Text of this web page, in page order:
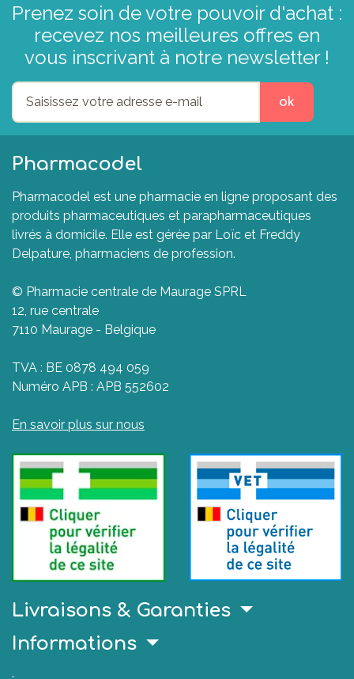
Prenez soin de votre pouvoir d'achat :
recevez nos meilleures offres en
vous inscrivant à notre newsletter !
ok
Pharmacodel
Pharmacodel est une pharmacie en ligne proposant des
produits pharmaceutiques et parapharmaceutiques
livrés à domicile. Elle est gérée par Loïc et Freddy
Delpature, pharmaciens de profession.
© Pharmacie centrale de Maurage SPRL
12, rue centrale
7110 Maurage - Belgique
TVA : BE 0878 494 059
Numéro APB : APB 552602
En savoir plus sur nous
Livraisons & Garanties
Informations
.